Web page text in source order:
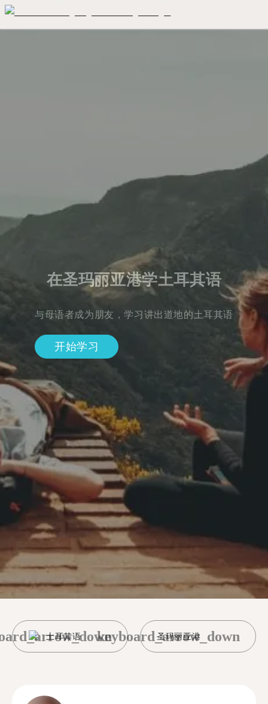
在圣玛丽亚港学土耳其语
与母语者成为朋友，学习讲出道地的土耳其语
开始学习
土耳其语 圣玛丽亚港
keyboard_arrow_down